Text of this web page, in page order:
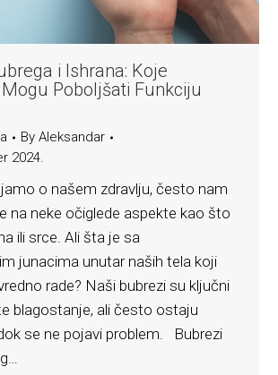
i Ishrana: Koje
Poboljšati Funkciju
By Aleksandar
2024.
o našem zdravlju, često nam
na neke očiglede aspekte kao što
ili srce. Ali šta je sa
junacima unutar naših tela koji
rade? Naši bubrezi su ključni
blagostanje, ali često ostaju
se ne pojavi problem. Bubrezi